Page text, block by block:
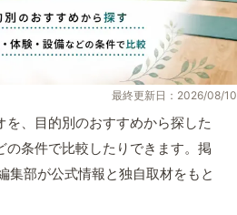
最終更新日：2026/08/10
、目的別のおすすめから探した
の条件で比較したりできます。掲
集部が公式情報と独自取材をもと